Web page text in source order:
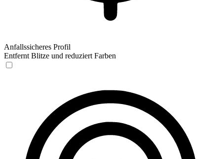
Anfallssicheres Profil
Entfernt Blitze und reduziert Farben